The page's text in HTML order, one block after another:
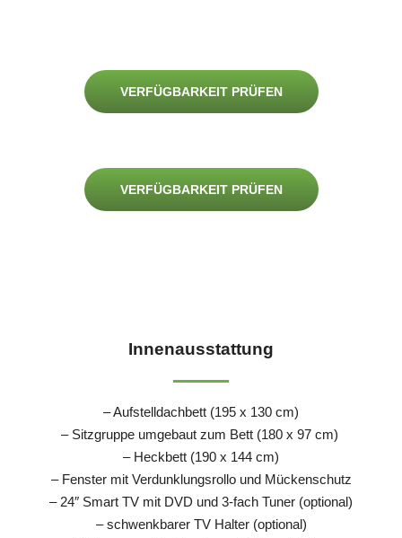
VERFÜGBARKEIT PRÜFEN
VERFÜGBARKEIT PRÜFEN
Innenausstattung
– Aufstelldachbett (195 x 130 cm)
– Sitzgruppe umgebaut zum Bett (180 x 97 cm)
– Heckbett (190 x 144 cm)
– Fenster mit Verdunklungsrollo und Mückenschutz
– 24″ Smart TV mit DVD und 3-fach Tuner (optional)
– schwenkbarer TV Halter (optional)